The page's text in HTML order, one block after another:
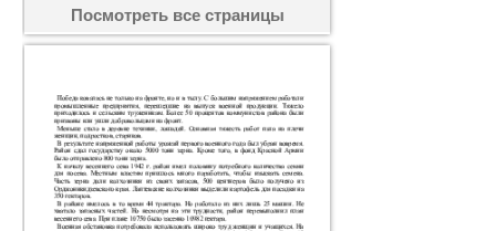
Посмотреть все страницы